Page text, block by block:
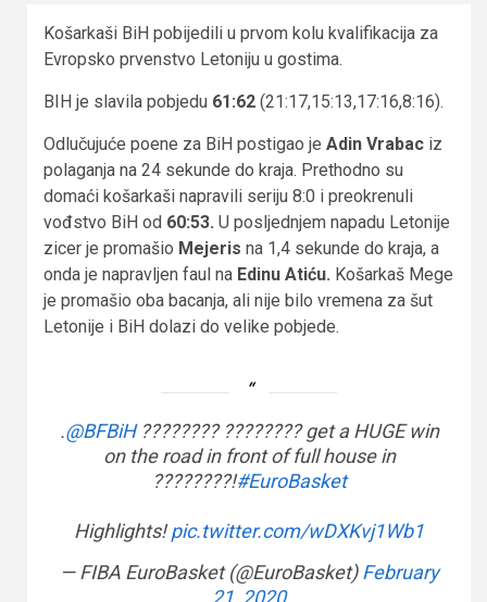
Košarkaši BiH pobijedili u prvom kolu kvalifikacija za
Evropsko prvenstvo Letoniju u gostima.
BIH je slavila pobjedu 61:62 (21:17,15:13,17:16,8:16).
Odlučujuće poene za BiH postigao je Adin Vrabac iz
polaganja na 24 sekunde do kraja. Prethodno su
domaći košarkaši napravili seriju 8:0 i preokrenuli
vođstvo BiH od 60:53. U posljednjem napadu Letonije
zicer je promašio Mejeris na 1,4 sekunde do kraja, a
onda je napravljen faul na Edinu Atiću. Košarkaš Mege
je promašio oba bacanja, ali nije bilo vremena za šut
Letonije i BiH dolazi do velike pobjede.
.@BFBiH???????? ???????? get a HUGE win
on the road in front of full house in
????????!#EuroBasket
Highlights!pic.twitter.com/wDXKvj1Wb1
— FIBA EuroBasket (@EuroBasket)February
21, 2020